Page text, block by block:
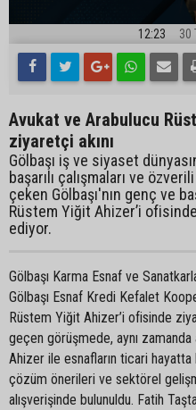
12:23 30
Avukat ve Arabulucu
ziyaretçi akını
Gölbaşı iş ve siyaset
başarılı çalışmaları ve
çeken Gölbaşı'nın genç ve
Rüstem Yiğit Ahizer’i
ediyor.
Gölbaşı Karma Esnaf ve
Gölbaşı Esnaf Kredi Kefalet
Rüstem Yiğit Ahizer’i ofisinde
geçen görüşmede, aynı
Ahizer ile esnafların ticari hayatta
çözüm önerileri ve sektörel
alışverişinde bulunuldu. Fatih